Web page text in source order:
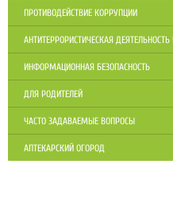
ПРОТИВОДЕЙСТВИЕ КОРРУПЦИИ
АНТИТЕРРОРИСТИЧЕСКАЯ
ИНФОРМАЦИОННАЯ БЕЗОПАСНОСТЬ
ДЛЯ РОДИТЕЛЕЙ
ЧАСТО ЗАДАВАЕМЫЕ ВОПРОСЫ
АПТЕКАРСКИЙ ОГОРОД